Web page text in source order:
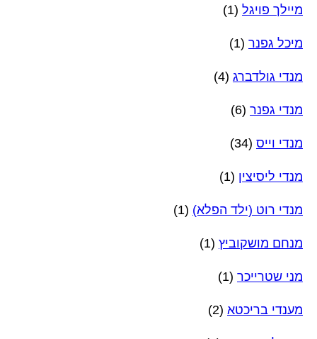
מיילך פויגל (1)
מיכל גפנר (1)
מנדי גולדברג (4)
מנדי גפנר (6)
מנדי וייס (34)
מנדי ליסיצין (1)
מנדי רוט (ילד הפלא) (1)
מנחם מושקוביץ (1)
מני שטרייכר (1)
מענדי בריכטא (2)